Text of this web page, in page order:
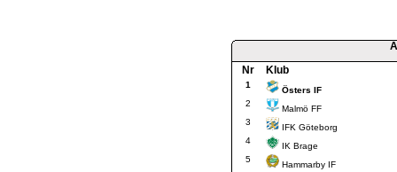
Nr
Klub
1
Östers IF
2
Malmö FF
3
IFK Göteborg
4
IK Brage
5
Hammarby IF